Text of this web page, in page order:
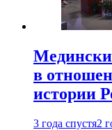
в
истории
3 года спустя2